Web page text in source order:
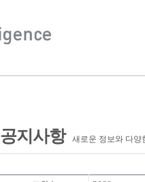
공지사항 새로운 정보와 다양